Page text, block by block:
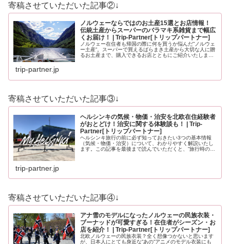
寄稿させていただいた記事②↓
ノルウェーならではのお土産15選とお店情報！
伝統土産からスーパーのバラマキ系雑貨まで幅広
くお届け！ | Trip-Partner[トリップパートナー]
ノルウェー在住者も帰国の際に何を買うか悩んだ”ノルウェ
ー土産”。スーパーで買えるばらまき土産から大切な人に贈
るお土産まで、購入できるお店とともにご紹介いたしま
trip-partner.jp
寄稿させていただいた記事③↓
ヘルシンキの気候・物価・治安を北欧在住経験者
がおとどけ！治安に関する体験談も！ | Trip-
Partner[トリップパートナー]
ヘルシンキ旅行の前に必ず知っておきたい3つの基本情報
（気候・物価・治安）について、わかりやすく解説いたし
ます。この記事を最後まで読んでいただくと、”旅行時の服
trip-partner.jp
寄稿させていただいた記事④↓
アナ雪のモデルになったノルウェーの民族衣装・
ブーナッドが可愛すぎる！在住者がシーズン・お
店を紹介！ | Trip-Partner[トリップパートナー]
北欧ノルウェーの民族衣装？全く想像つかないと思います
が、日本人にとても身近な”あの”アニメのモデル衣装にも